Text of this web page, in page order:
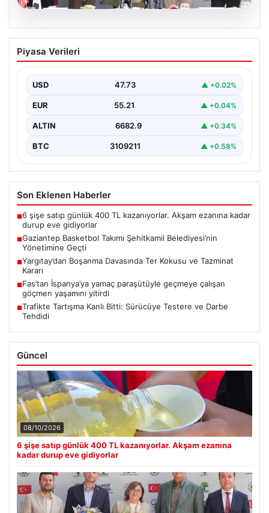
09.08.2026
Gaziantep Basketbol Takımı Şehitkamil
Belediyesi’nin Yönetimine Geçti
eden Gaziantep Basketbol takımının yönetiminde
önemli bir değişiklik…
Piyasa Verileri
USD 47.73 ▲ +0.02%
EUR 55.21 ▲ +0.04%
ALTIN 6682.9 ▲ +0.34%
BTC 3109211 ▲ +0.58%
Son Eklenen Haberler
■6 şişe satıp günlük 400 TL kazanıyorlar. Akşam ezanına kadar
durup eve gidiyorlar
■Gaziantep Basketbol Takımı Şehitkamil Belediyesi’nin
Yönetimine Geçti
■Yargıtay’dan Boşanma Davasında Ter Kokusu ve Tazminat
Kararı
■Fas’tan İspanya’ya yamaç paraşütüyle geçmeye çalışan
göçmen yaşamını yitirdi
■Trafikte Tartışma Kanlı Bitti: Sürücüye Testere ve Darbe
Tehdidi
Güncel
08/10/2026
6 şişe satıp günlük 400 TL kazanıyorlar. Akşam ezanına
kadar durup eve gidiyorlar